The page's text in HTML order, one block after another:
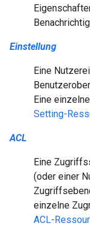
Einstellung
Eine
Eine
Setting-
ACL
Eine
(oder einer
einzelne
ACL-